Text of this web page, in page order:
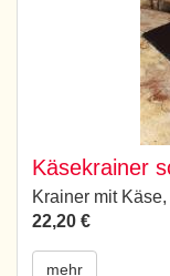
Käsekrainer
Krainer mit
22,20 €
mehr